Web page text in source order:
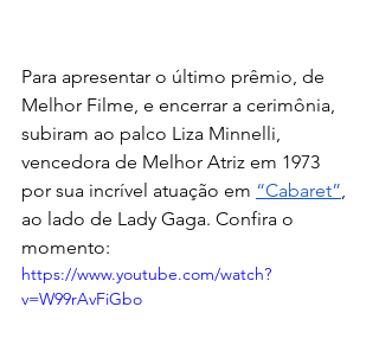
Para apresentar o último prêmio, de
Melhor Filme, e encerrar a cerimônia,
subiram ao palco Liza Minnelli,
vencedora de Melhor Atriz em 1973
por sua incrível atuação em “Cabaret”
ao lado de Lady Gaga. Confira o
momento:
https://www.youtube.com/watch?
v=W99rAvFiGbo